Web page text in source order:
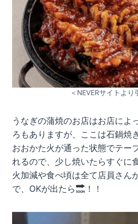
＜NEVERサイトより
うなぎの蒲焼のお店はお店によ
ろもありますが、ここは石鍋焼き
おおかた火が通った状態でテー
れるので、少し焼いたらすぐに
火加減や食べ頃は全て店員さん
で、OKが出たら
！！